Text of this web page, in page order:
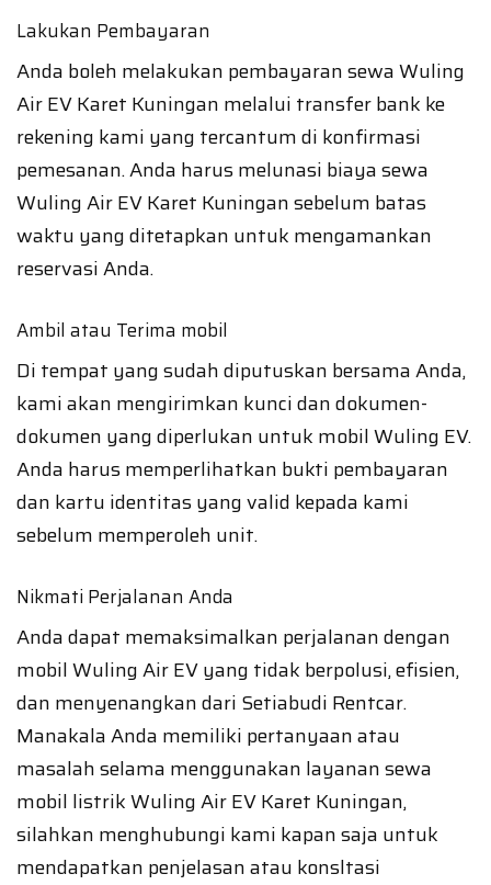
Lakukan Pembayaran
Anda boleh melakukan pembayaran sewa Wuling
Air EV Karet Kuningan melalui transfer bank ke
rekening kami yang tercantum di konfirmasi
pemesanan. Anda harus melunasi biaya sewa
Wuling Air EV Karet Kuningan sebelum batas
waktu yang ditetapkan untuk mengamankan
reservasi Anda.
Ambil atau Terima mobil
Di tempat yang sudah diputuskan bersama Anda,
kami akan mengirimkan kunci dan dokumen-
dokumen yang diperlukan untuk mobil Wuling EV.
Anda harus memperlihatkan bukti pembayaran
dan kartu identitas yang valid kepada kami
sebelum memperoleh unit.
Nikmati Perjalanan Anda
Anda dapat memaksimalkan perjalanan dengan
mobil Wuling Air EV yang tidak berpolusi, efisien,
dan menyenangkan dari Setiabudi Rentcar.
Manakala Anda memiliki pertanyaan atau
masalah selama menggunakan layanan sewa
mobil listrik Wuling Air EV Karet Kuningan,
silahkan menghubungi kami kapan saja untuk
mendapatkan penjelasan atau konsltasi